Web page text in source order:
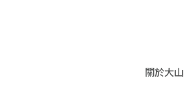
關於大山